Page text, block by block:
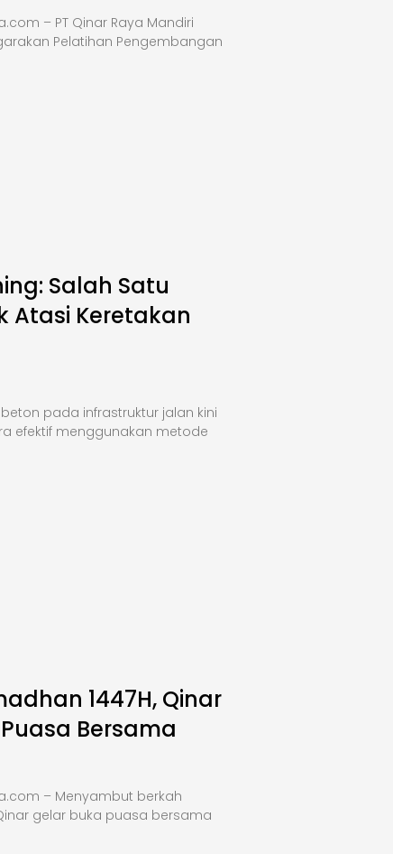
– PT Qinar Raya Mandiri
Pelatihan Pengembangan
Salah Satu
Atasi Keretakan
pada infrastruktur jalan kini
efektif menggunakan metode
1447H, Qinar
Bersama
– Menyambut berkah
gelar buka puasa bersama